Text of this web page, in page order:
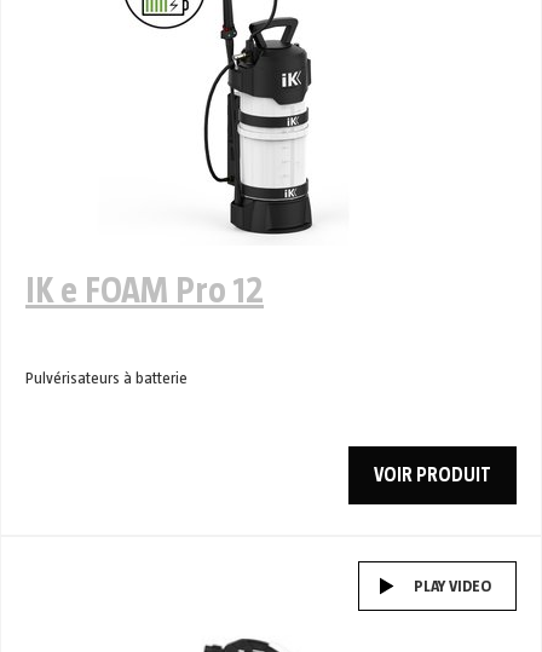
IK e FOAM Pro 12
Pulvérisateurs à batterie
VOIR PRODUIT
PLAY VIDEO